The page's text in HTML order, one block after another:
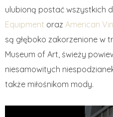
ulubioną postać wszystkich
Equipment oraz American
są głęboko zakorzenione w
Museum of Art, świeży
niesamowitych
także miłośnikom mody.